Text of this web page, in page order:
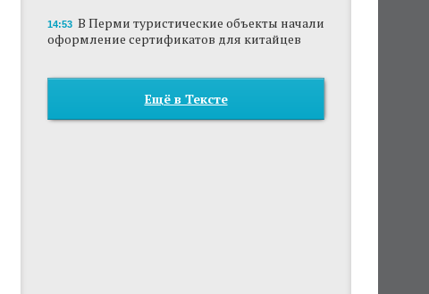
14:53 В Перми туристические объекты начали
оформление сертификатов для китайцев
Ещё в Тексте